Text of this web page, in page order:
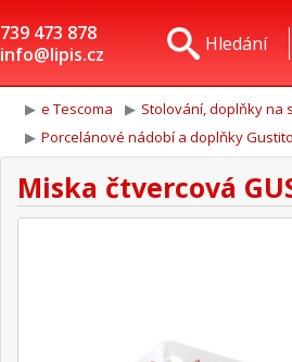
739 473 878
info@lipis.cz
Hledání
e Tescoma Stolování, doplňky na
Porcelánové nádobí a doplňky Gustito
Miska čtvercová